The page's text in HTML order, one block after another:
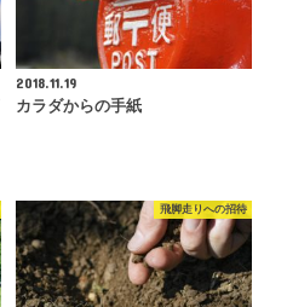
2018.11.19
カラダからの手紙
飛脚走りへの招待